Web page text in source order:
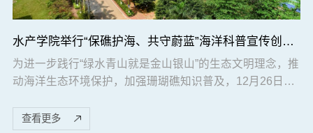
水产学院举行“保礁护海、共守蔚蓝”海洋科普宣传创意大赛
为进一步践行“绿水青山就是金山银山”的生态文明理念，推
动海洋生态环境保护，加强珊瑚礁知识普及，12月26日，
学团委主办，广东海洋大学水产学院团委承办的“保礁护
查看更多